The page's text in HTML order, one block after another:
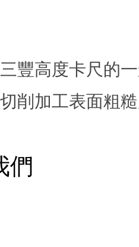
豐高度卡尺的
削加工表面粗
們